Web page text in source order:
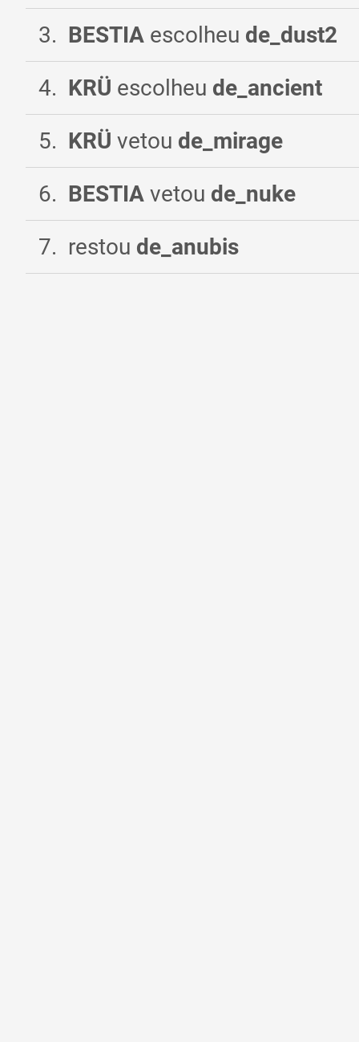
3. BESTIA escolheu de_dust2
4. KRÜ escolheu de_ancient
5. KRÜ vetou de_mirage
6. BESTIA vetou de_nuke
7. restou de_anubis